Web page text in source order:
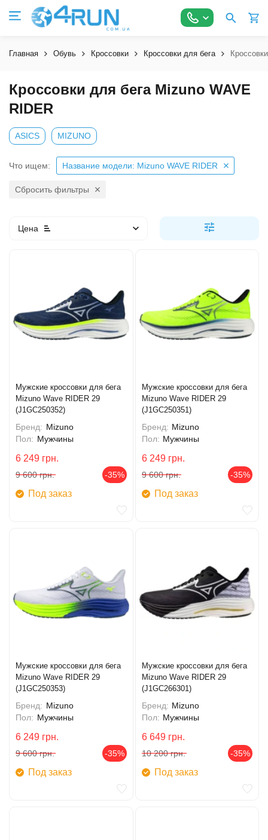
Главная Обувь Кроссовки Кроссовки для бега
Кроссовки для бега Mizuno WAVE
RIDER
ASICS MIZUNO
Что ищем: Название модели: Mizuno WAVE RIDER
Сбросить фильтры
Цена
Мужские кроссовки для бега
Mizuno Wave RIDER 29
(J1GC250352)
Бренд: Mizuno
Пол: Мужчины
6 249 грн.
9 600 грн. -35%
Под заказ
Мужские кроссовки для бега
Mizuno Wave RIDER 29
(J1GC250351)
Бренд: Mizuno
Пол: Мужчины
6 249 грн.
9 600 грн. -35%
Под заказ
Мужские кроссовки для бега
Mizuno Wave RIDER 29
(J1GC250353)
Бренд: Mizuno
Пол: Мужчины
6 249 грн.
9 600 грн. -35%
Под заказ
Мужские кроссовки для бега
Mizuno Wave RIDER 29
(J1GC266301)
Бренд: Mizuno
Пол: Мужчины
6 649 грн.
10 200 грн. -35%
Под заказ